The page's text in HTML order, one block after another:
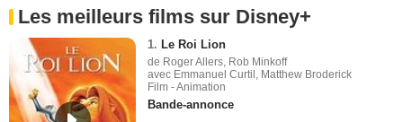
Les meilleurs films sur Disney+
1. Le Roi Lion
de Roger Allers, Rob Minkoff
avec Emmanuel Curtil, Matthew Broderick
Film - Animation
Bande-annonce